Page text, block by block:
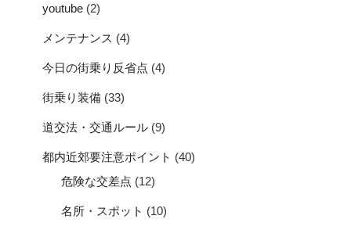
youtube (2)
メンテナンス (4)
今日の街乗り反省点 (4)
街乗り装備 (33)
道交法・交通ルール (9)
都内近郊要注意ポイント (40)
危険な交差点 (12)
名所・スポット (10)